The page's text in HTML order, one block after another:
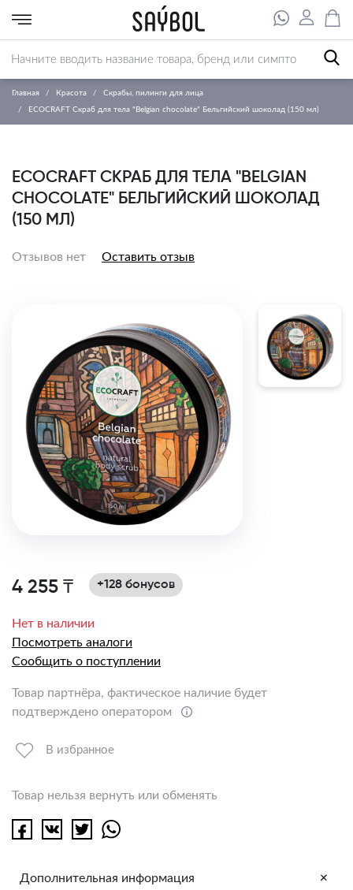
Главная Красота Скрабы, пилинги для лица
ECOCRAFT Скраб для тела "Belgian chocolate" Бельгийский шоколад (150 мл)
ECOCRAFT СКРАБ ДЛЯ ТЕЛА "BELGIAN
CHOCOLATE" БЕЛЬГИЙСКИЙ ШОКОЛАД
(150 МЛ)
Отзывов нет Оставить отзыв
4 255 ₸ +128 бонусов
Нет в наличии
Посмотреть аналоги
Сообщить о поступлении
Товар партнёра, фактическое наличие будет
подтверждено оператором
В избранное
Товар нельзя вернуть или обменять
Дополнительная информация +